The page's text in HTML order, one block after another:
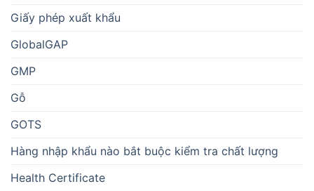
Giấy phép xuất khẩu
GlobalGAP
GMP
Gỗ
GOTS
Hàng nhập khẩu nào bắt buộc kiểm tra chất lượng
Health Certificate